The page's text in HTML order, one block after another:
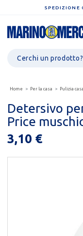
SPEDIZIONE
Home Per la casa Pulizia casa
Detersivo
Price
3,10 €